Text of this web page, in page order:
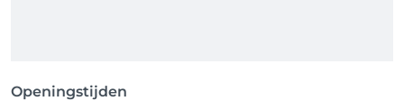
Openingstijden